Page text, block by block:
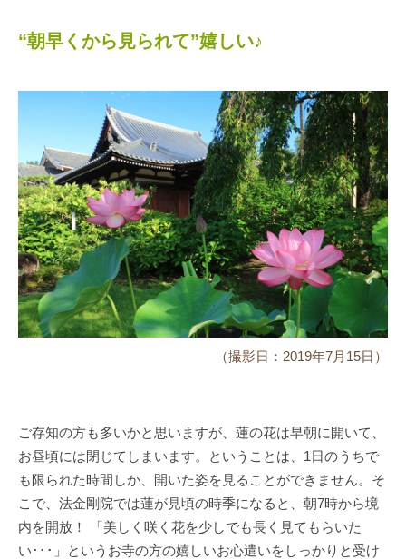
“朝早くから見られて”嬉しい♪
（撮影日：2019年7月15日）
ご存知の方も多いかと思いますが、蓮の花は早朝に開いて、
お昼頃には閉じてしまいます。ということは、1日のうちで
も限られた時間しか、開いた姿を見ることができません。そ
こで、法金剛院では蓮が見頃の時季になると、朝7時から境
内を開放！ 「美しく咲く花を少しでも長く見てもらいた
い･･･」というお寺の方の嬉しいお心遣いをしっかりと受け